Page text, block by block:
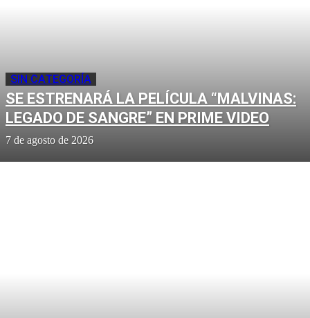
SIN CATEGORÍA
SE ESTRENARÁ LA PELÍCULA “MALVINAS:
LEGADO DE SANGRE” EN PRIME VIDEO
7 de agosto de 2026